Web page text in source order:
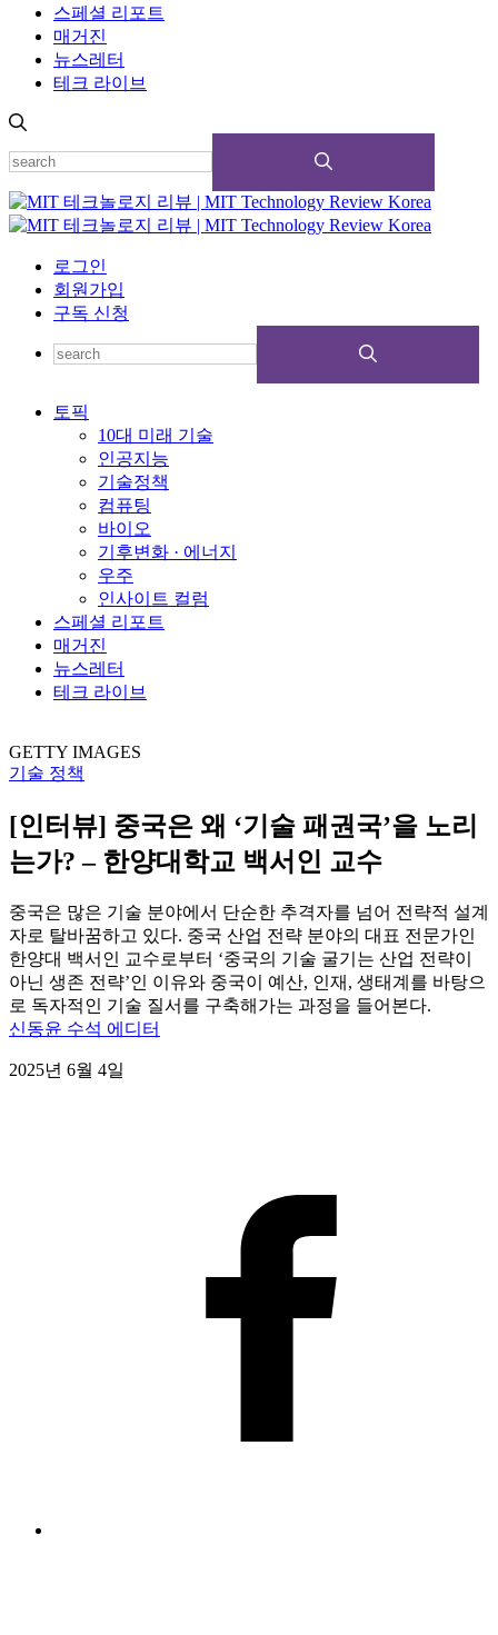
스페셜 리포트
매거진
뉴스레터
테크 라이브
로그인
회원가입
구독 신청
토픽
10대 미래 기술
인공지능
기술정책
컴퓨팅
바이오
기후변화 · 에너지
우주
인사이트 컬럼
스페셜 리포트
매거진
뉴스레터
테크 라이브
GETTY IMAGES
기술 정책
[인터뷰] 중국은 왜 ‘기술 패권국’을 노리
는가? – 한양대학교 백서인 교수
중국은 많은 기술 분야에서 단순한 추격자를 넘어 전략적 설계
자로 탈바꿈하고 있다. 중국 산업 전략 분야의 대표 전문가인
한양대 백서인 교수로부터 ‘중국의 기술 굴기는 산업 전략이
아닌 생존 전략’인 이유와 중국이 예산, 인재, 생태계를 바탕으
로 독자적인 기술 질서를 구축해가는 과정을 들어본다.
신동윤 수석 에디터
2025년 6월 4일